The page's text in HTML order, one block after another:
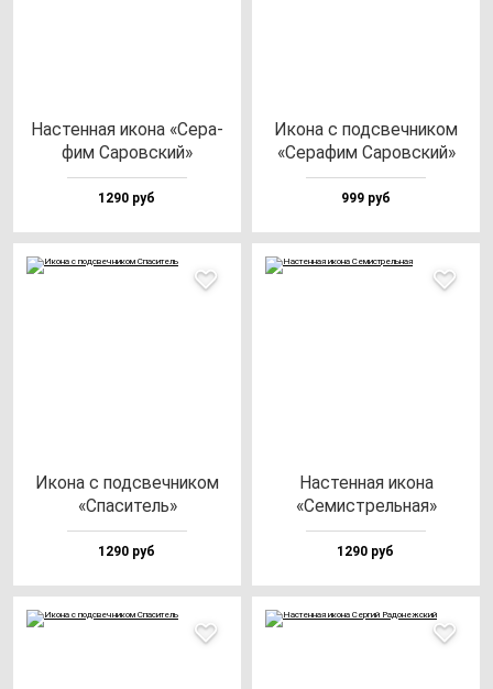
Нас­тен­ная ико­на «Сера­
фим Саров­ский»
1290 руб
Ико­на с под­свеч­ни­ком
«Сера­фим Саров­ский»
999 руб
Ико­на с под­свеч­ни­ком
«Спа­си­тель»
1290 руб
Нас­тен­ная ико­на
«Семис­трель­ная»
1290 руб